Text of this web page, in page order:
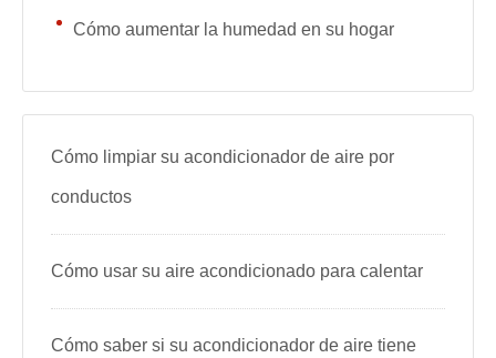
Cómo aumentar la humedad en su hogar
Cómo limpiar su acondicionador de aire por
conductos
Cómo usar su aire acondicionado para calentar
Cómo saber si su acondicionador de aire tiene